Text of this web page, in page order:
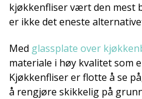
kjøkkenfliser vært den mest
er ikke det eneste
Med glassplate over
materiale i høy kvalitet som
Kjøkkenfliser er flotte å se
å rengjøre skikkelig på